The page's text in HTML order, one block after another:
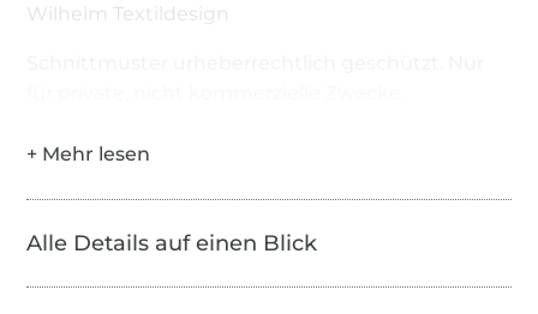
Wilhelm Textildesign
Alle Details auf einen Blick